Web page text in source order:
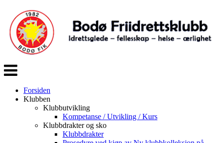
Veksle
navigasjon
Forsiden
Klubben
Klubbutvikling
Kompetanse / Utvikling / Kurs
Klubbdrakter og sko
Klubbdrakter